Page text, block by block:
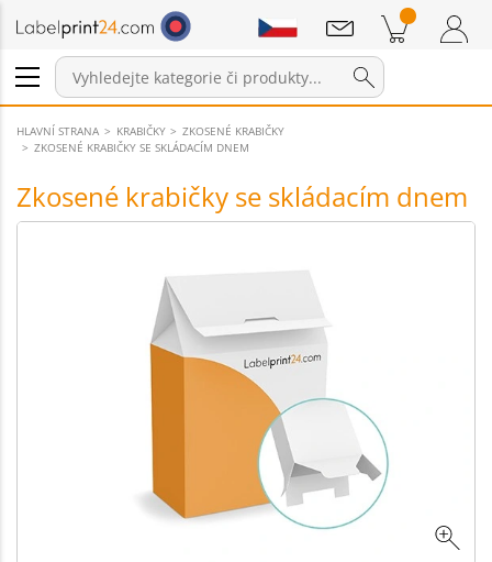
Přihlášení / Registrace
Položky v košíku Nákupní Košík
Sdělení
HLAVNÍ STRANA KRABIČKY
ZKOSENÉ KRABIČKY
ZKOSENÉ KRABIČKY SE SKLÁDACÍM DNEM
Zkosené krabičky se skládacím dnem